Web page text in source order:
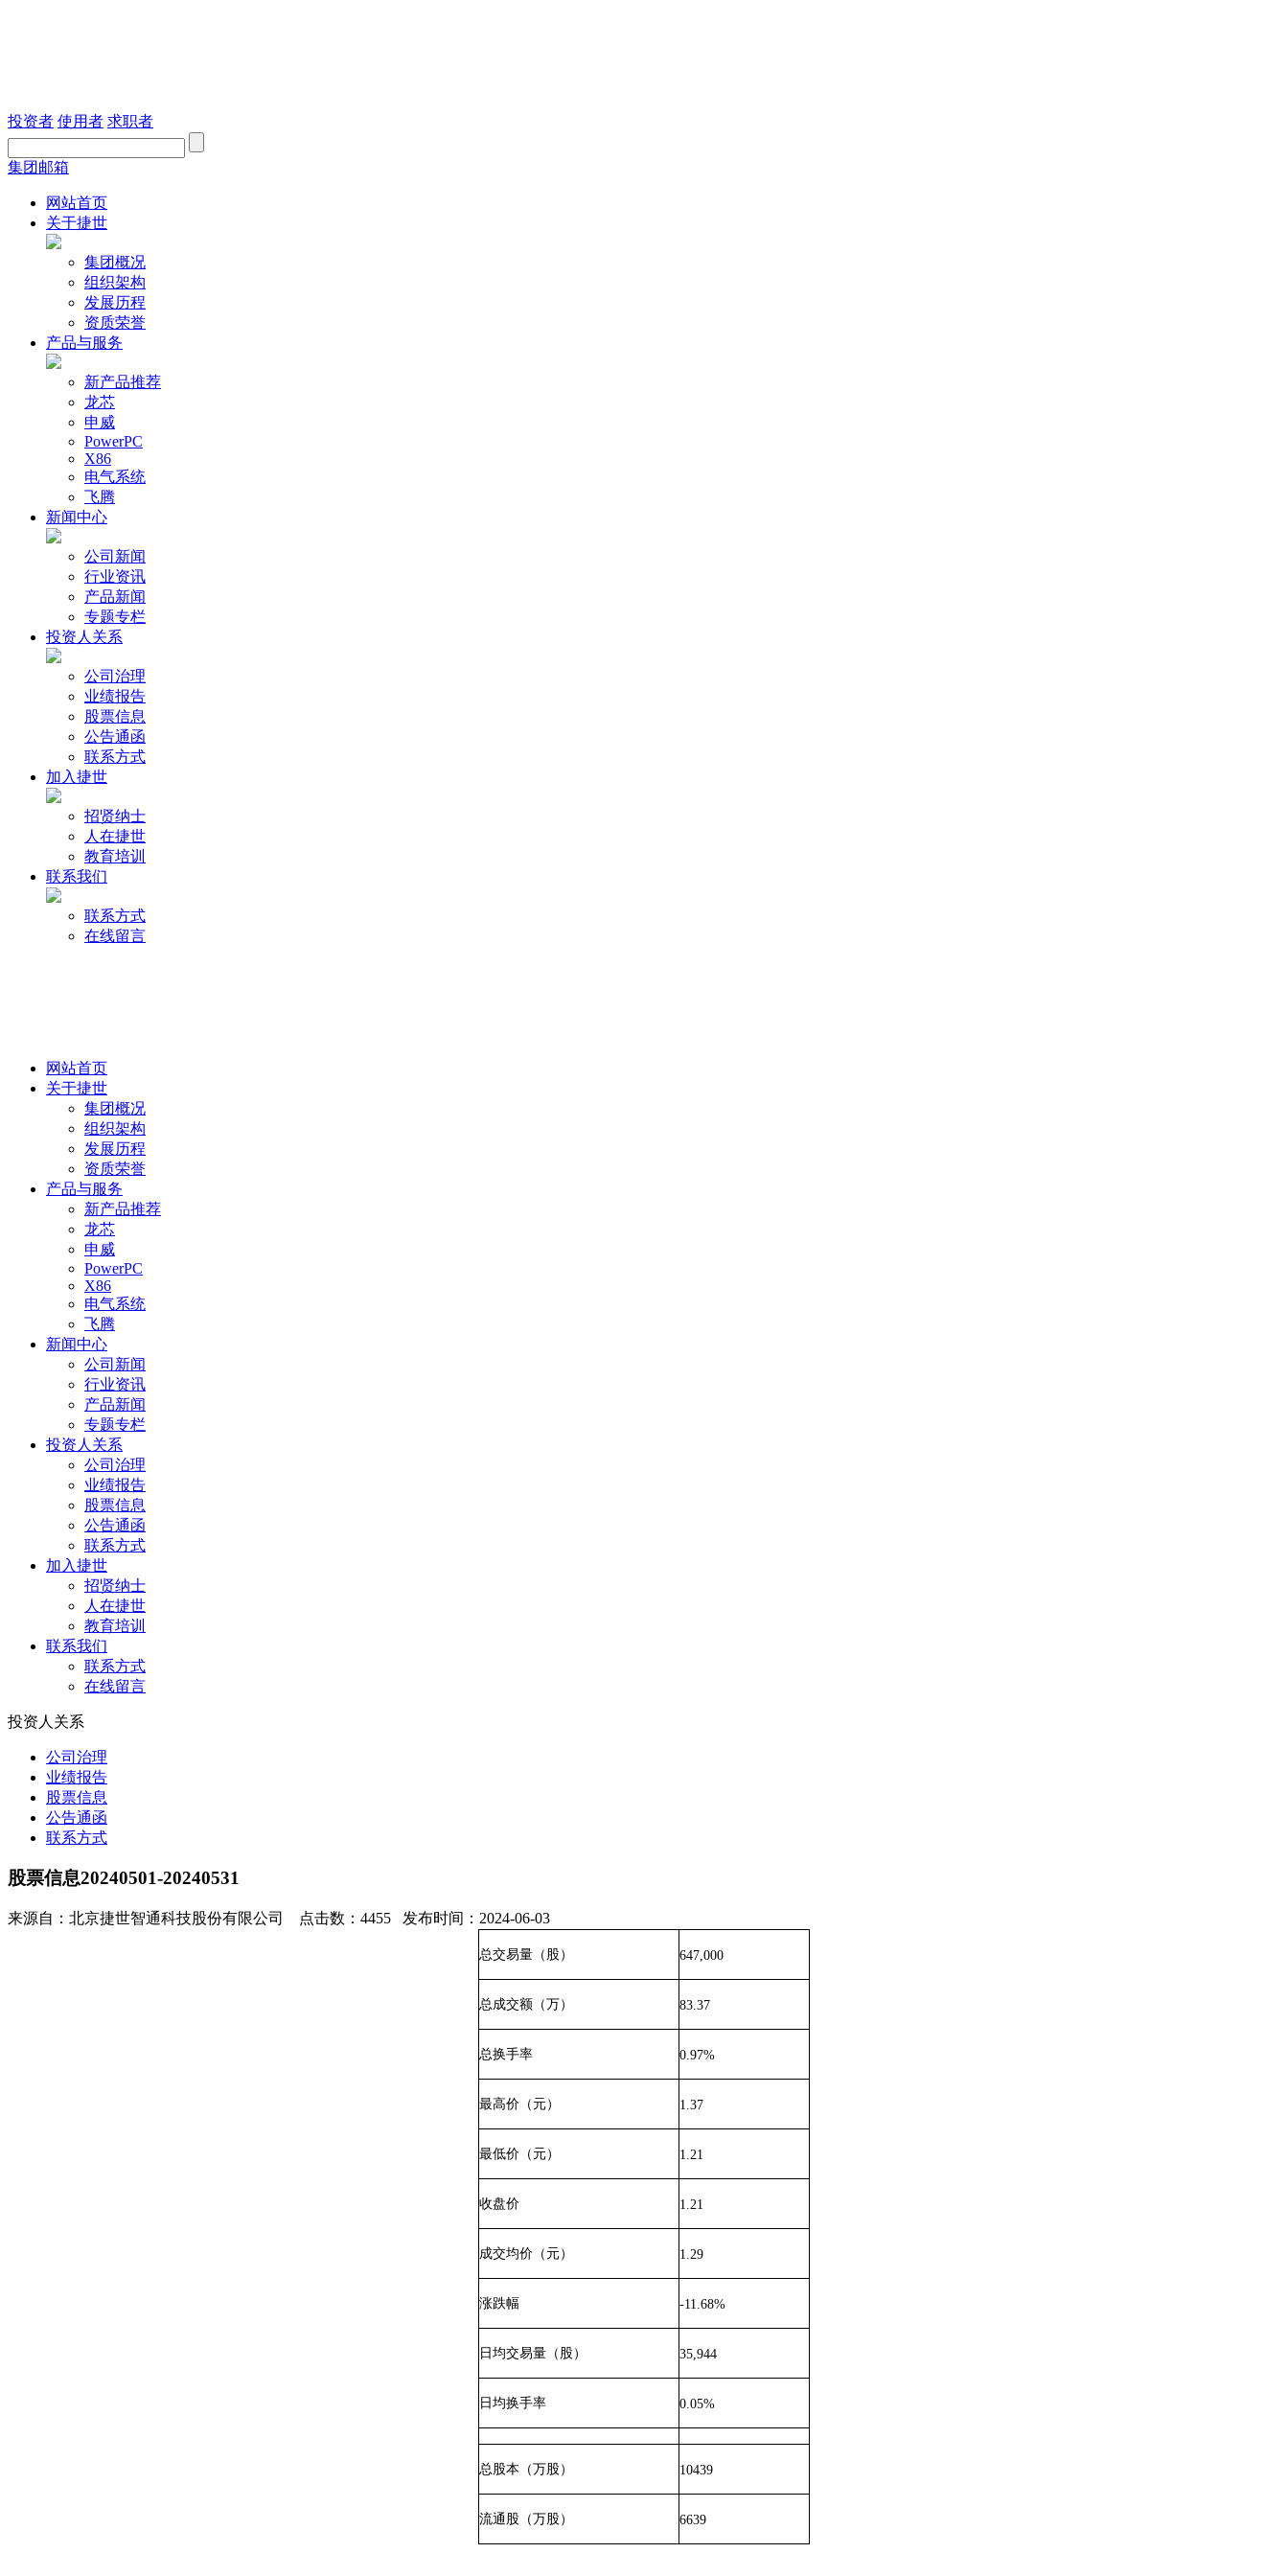
投资者 使用者 求职者
集团邮箱
网站首页
关于捷世
集团概况
组织架构
发展历程
资质荣誉
产品与服务
新产品推荐
龙芯
申威
PowerPC
X86
电气系统
飞腾
新闻中心
公司新闻
行业资讯
产品新闻
专题专栏
投资人关系
公司治理
业绩报告
股票信息
公告通函
联系方式
加入捷世
招贤纳士
人在捷世
教育培训
联系我们
联系方式
在线留言
网站首页
关于捷世
集团概况
组织架构
发展历程
资质荣誉
产品与服务
新产品推荐
龙芯
申威
PowerPC
X86
电气系统
飞腾
新闻中心
公司新闻
行业资讯
产品新闻
专题专栏
投资人关系
公司治理
业绩报告
股票信息
公告通函
联系方式
加入捷世
招贤纳士
人在捷世
教育培训
联系我们
联系方式
在线留言
投资人关系
公司治理
业绩报告
股票信息
公告通函
联系方式
股票信息20240501-20240531
来源自：北京捷世智通科技股份有限公司 点击数：4455 发布时间：2024-06-03
总交易量（股） 647,000
总成交额（万） 83.37
总换手率 0.97%
最高价（元） 1.37
最低价（元） 1.21
收盘价 1.21
成交均价（元） 1.29
涨跌幅 -11.68%
日均交易量（股） 35,944
日均换手率 0.05%
总股本（万股） 10439
流通股（万股） 6639